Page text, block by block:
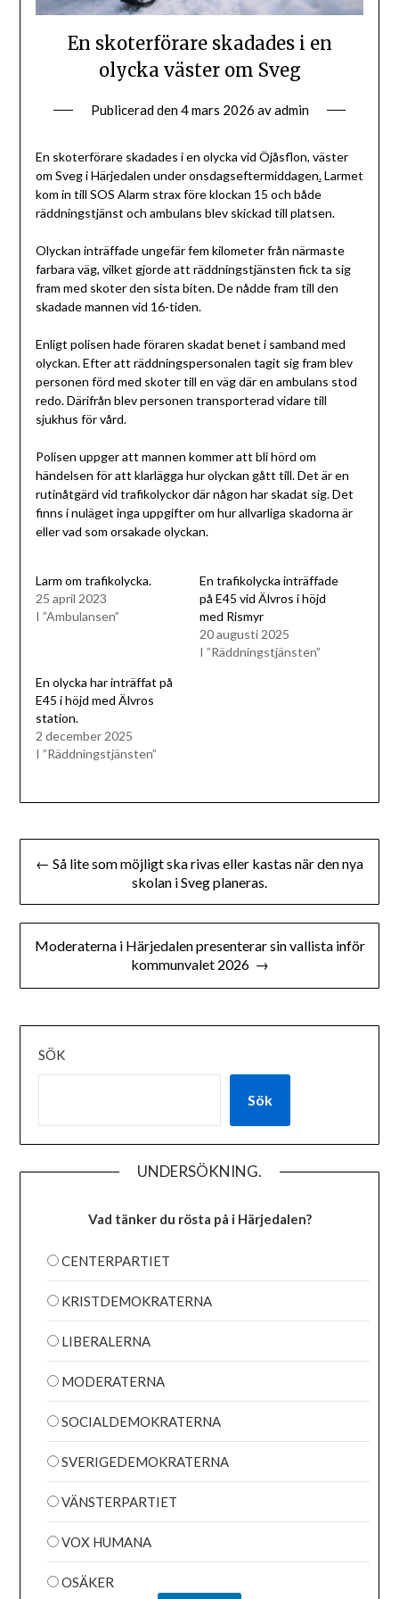
En skoterförare skadades i en
olycka väster om Sveg
Publicerad den4 mars 2026 avadmin
En skoterförare skadades i en olycka vid Öjåsflon, väster
om Sveg i Härjedalen under onsdagseftermiddagen.Larmet
kom in till SOS Alarm strax före klockan 15 och både
räddningstjänst och ambulans blev skickad till platsen.
Olyckan inträffade ungefär fem kilometer från närmaste
farbara väg, vilket gjorde att räddningstjänsten fick ta sig
fram med skoter den sista biten. De nådde fram till den
skadade mannen vid 16-tiden.
Enligt polisen hade föraren skadat benet i samband med
olyckan. Efter att räddningspersonalen tagit sig fram blev
personen förd med skoter till en väg där en ambulans stod
redo. Därifrån blev personen transporterad vidare till
sjukhus för vård.
Polisen uppger att mannen kommer att bli hörd om
händelsen för att klarlägga hur olyckan gått till. Det är en
rutinåtgärd vid trafikolyckor där någon har skadat sig. Det
finns i nuläget inga uppgifter om hur allvarliga skadorna är
eller vad som orsakade olyckan.
Larm om trafikolycka.
25 april 2023
I ”Ambulansen”
En trafikolycka inträffade
på E45 vid Älvros i höjd
med Rismyr
20 augusti 2025
I ”Räddningstjänsten”
En olycka har inträffat på
E45 i höjd med Älvros
station.
2 december 2025
I ”Räddningstjänsten”
Inläggsnavigering
← Så lite som möjligt ska rivas eller kastas när den nya
skolan i Sveg planeras.
Moderaterna i Härjedalen presenterar sin vallista inför
kommunvalet 2026 →
SÖK
Sök
UNDERSÖKNING.
Vad tänker du rösta på i Härjedalen?
CENTERPARTIET
KRISTDEMOKRATERNA
LIBERALERNA
MODERATERNA
SOCIALDEMOKRATERNA
SVERIGEDEMOKRATERNA
VÄNSTERPARTIET
VOX HUMANA
OSÄKER